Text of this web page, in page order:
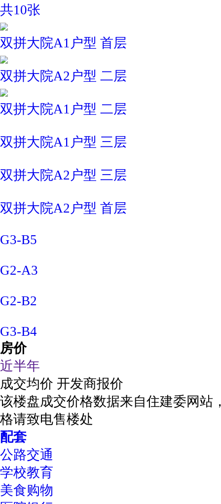
共10张
双拼大院A1户型 首层
双拼大院A2户型 二层
双拼大院A1户型 二层
双拼大院A1户型 三层
双拼大院A2户型 三层
双拼大院A2户型 首层
G3-B5
G2-A3
G2-B2
G3-B4
房价
近半年
成交均价 开发商报价
该楼盘成交价格数据来自住建委网站
格请致电售楼处
配套
公路交通
学校教育
美食购物